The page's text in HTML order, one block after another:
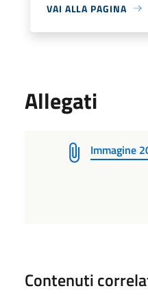
VAI ALLA PAGINA
Allegati
Immagine
Contenuti